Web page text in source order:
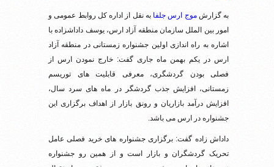
به گزارشموج ارس جلفا به نقل از اداره کل روابط عمومی و
امور بین الملل سازمان منطقه آزاد ارس، یوسف داداشزاده با
اشاره به راه اندازی اولین جشنواره زمستانی در منطقه آزاد
ارس در یکم بهمن ماه جاری گفت: خارج نمودن ارس از
فصلی بودن گردشگری، معرفی قابلیت های توریسم
زمستانی، افزایش جذب گردشگر در ماه های سرد سال،
افزایش درآمد بازاریان و رونق بازار از اهداف برگزاری این
جشنواره در ارس می باشد.
داداش زاده گفت: برگزاری جشنواره های خرید فصلی عامل
تحریک گردشگران و بازار است و از همین رو جشنواره